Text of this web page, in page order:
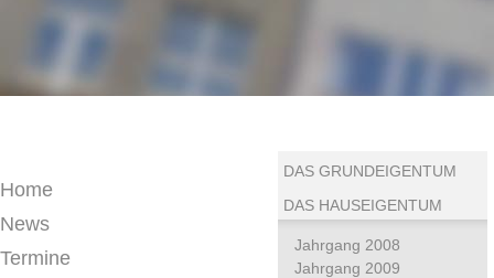
Home
News
Termine
DAS GRUNDEIGENTUM
DAS HAUSEIGENTUM
Jahrgang 2008
Jahrgang 2009